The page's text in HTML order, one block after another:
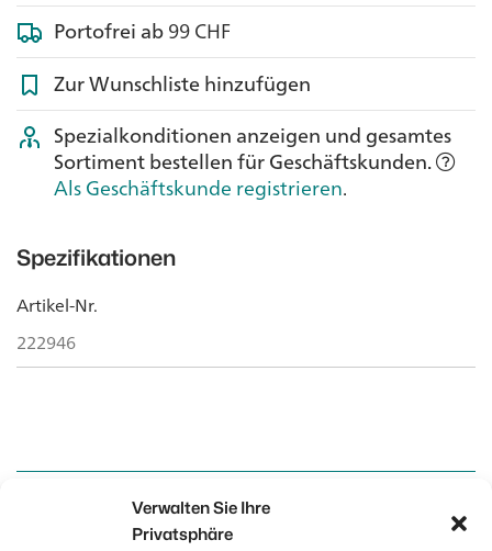
Verwalten Sie Ihre
Privatsphäre
Portofrei ab99 CHF
Zur Wunschliste hinzufügen
Spezialkonditionen anzeigen und gesamtes
Sortiment bestellen für Geschäftskunden.
Als Geschäftskunde registrieren.
Spezifikationen
Artikel-Nr.
222946
Kontakt
Kontakt